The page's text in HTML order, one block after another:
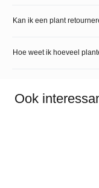
Kan ik een plant
Hoe weet ik hoeveel
Ook